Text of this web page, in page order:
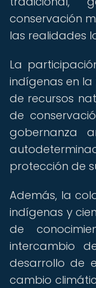
conservación
las realidades
La
indígenas en la
de recursos
de
gobernanza
protección de
Además, la
indígenas y
de
intercambio
desarrollo de
cambio